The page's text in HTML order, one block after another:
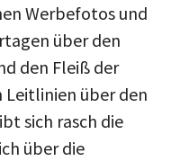
Werbefotos und
über den
den Fleiß der
Leitlinien über den
sich rasch die
über die